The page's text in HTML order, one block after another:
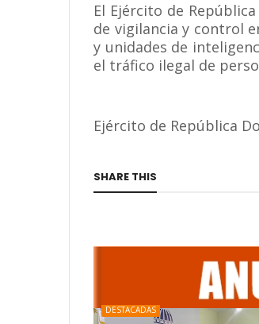
El Ejército de
de vigilancia y control
y unidades de
el tráfico ilegal de
Ejército de República
SHARE THIS
DESTACADAS